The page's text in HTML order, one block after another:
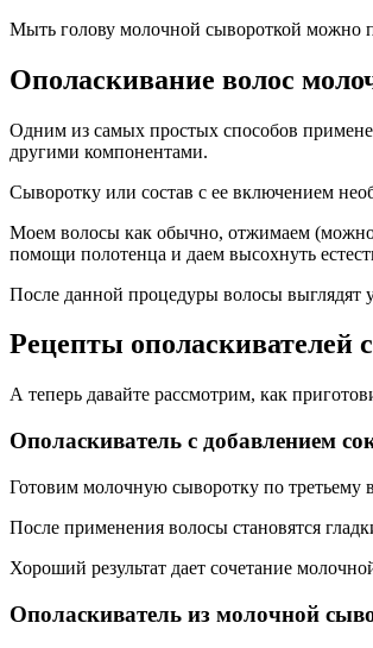
Мыть голову молочной сывороткой можно
Ополаскивание волос
Одним из самых простых способов
другими компонентами.
Сыворотку или состав с ее включением
Моем волосы как обычно, отжимаем (можно
помощи полотенца и даем высохнуть
После данной процедуры волосы
Рецепты ополаскивателей
А теперь давайте рассмотрим, как
Ополаскиватель с добавлением
Готовим молочную сыворотку по третьему
После применения волосы становятся
Хороший результат дает сочетание
Ополаскиватель из молочной